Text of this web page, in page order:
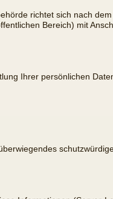
richtet sich nach dem
Bereich) mit
Ihrer persönlichen